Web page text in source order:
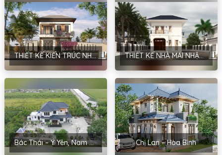
THIẾT KẾ KIẾN TRÚC NHÀ MÁI NHẬT PHONG CÁCH HIỆN ĐẠI TẠI HÀ NỘI – ANH MẠNH THIẾT KẾ NHÀ MÁI NHẬT PHONG CÁCH HIỆN ĐẠI TẠI HÀ NỘI – ANH ĐINH
Bác Thái – Ý Yên, Nam Định Chị Lan – Hòa Bình